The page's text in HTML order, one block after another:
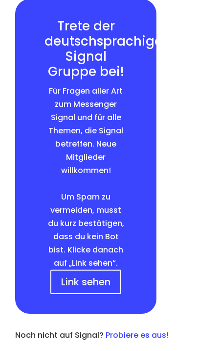
Trete der
deutschsprachigen
Signal
Gruppe bei!
Für Fragen aller Art
zum Messenger
Signal und für alle
Themen, die Signal
betreffen. Neue
Mitglieder
willkommen!
Um Spam zu
vermeiden, musst
du kurz bestätigen,
dass du kein Bot
bist. Klicke danach
auf „Link sehen“.
Link sehen
Noch nicht auf Signal? Probiere es aus!